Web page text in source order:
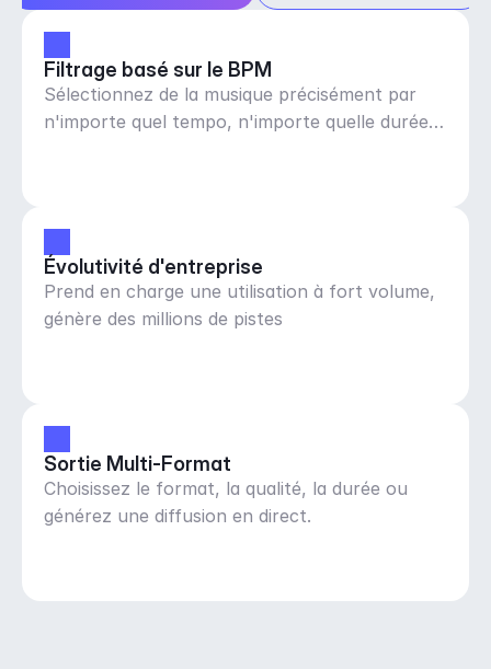
Filtrage basé sur le BPM
Sélectionnez de la musique précisément par
n'importe quel tempo, n'importe quelle durée
Évolutivité d'entreprise
Prend en charge une utilisation à fort volume,
génère des millions de pistes
Sortie Multi-Format
Choisissez le format, la qualité, la durée ou
générez une diffusion en direct.